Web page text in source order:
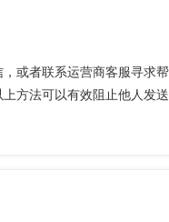
或者联系运营商客服寻求
方法可以有效阻止他人发送